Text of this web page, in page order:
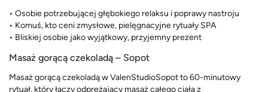
• Osobie potrzebującej głębokiego relaksu i poprawy nastroju
• Komuś, kto ceni zmysłowe, pielęgnacyjne rytuały SPA
• Bliskiej osobie jako wyjątkowy, przyjemny prezent
Masaż gorącą czekoladą – Sopot
Masaż gorącą czekoladą w ValenStudioSopot to 60-minutowy
rytuał, który łączy odprężający masaż całego ciała z